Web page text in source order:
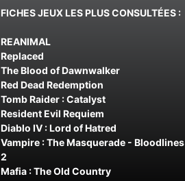
FICHES JEUX LES PLUS CONSULTÉES :
REANIMAL
Replaced
The Blood of Dawnwalker
Red Dead Redemption
Tomb Raider : Catalyst
Resident Evil Requiem
Diablo IV : Lord of Hatred
Vampire : The Masquerade - Bloodlines
2
Mafia : The Old Country